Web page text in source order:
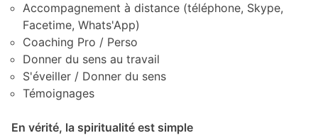
Accompagnement à distance (téléphone, Skype,
Facetime, Whats'App)
Coaching Pro / Perso
Donner du sens au travail
S'éveiller / Donner du sens
Témoignages
En vérité, la spiritualité est simple